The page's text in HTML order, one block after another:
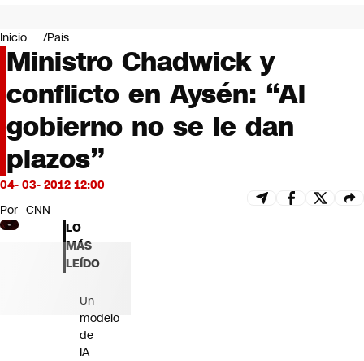
Negocios
Deportes
Programas completos
Cultura
Servicios
Bits
CNN Data
CNN tiempo
Futuro 360
Inicio País
Ministro Chadwick y
conflicto en Aysén: “Al
gobierno no se le dan
plazos”
04- 03- 2012 12:00
Por CNN
LO
MÁS
LEÍDO
Un
modelo
de
IA